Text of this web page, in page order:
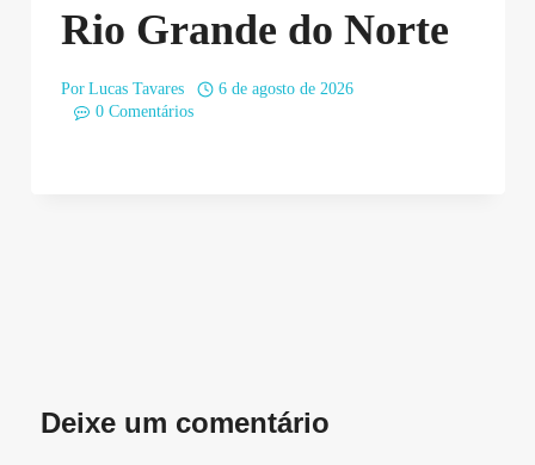
Rio Grande do Norte
Por Lucas Tavares
6 de agosto de 2026
0 Comentários
Deixe um comentário